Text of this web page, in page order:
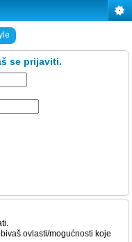
se prijaviti.
ovlasti/mogućnosti koje